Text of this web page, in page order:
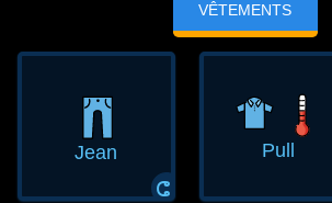
VÊTEMENTS
Jean
ⵛ
Pull